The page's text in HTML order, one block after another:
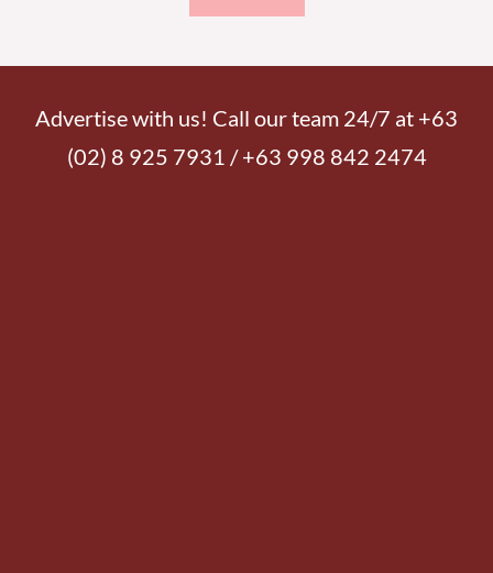
Advertise with us! Call our team 24/7 at +63
(02) 8 925 7931 / +63 998 842 2474